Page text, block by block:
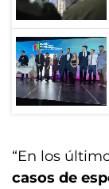
“En los
casos de